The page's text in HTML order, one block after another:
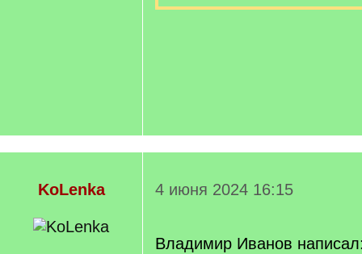
KoLenka 4 июня 2024 16:15
Владимир Иванов